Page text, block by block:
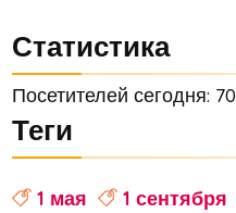
Статистика
Посетителей сегодня: 70
Теги
1 мая 1 сентября